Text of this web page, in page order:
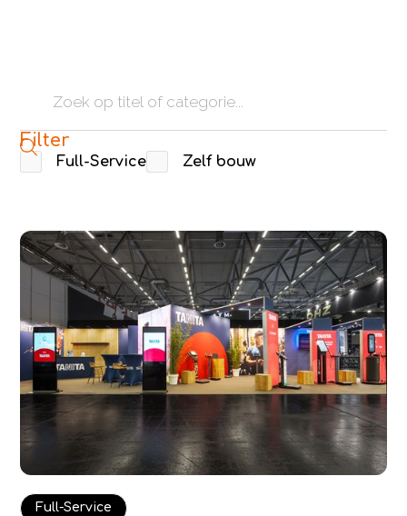
Filter
Full-Service Zelf bouw
Full-Service